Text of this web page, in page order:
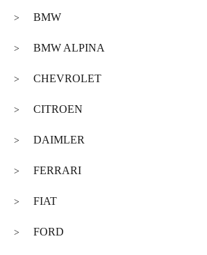
> BMW
> BMW ALPINA
> CHEVROLET
> CITROEN
> DAIMLER
> FERRARI
> FIAT
> FORD